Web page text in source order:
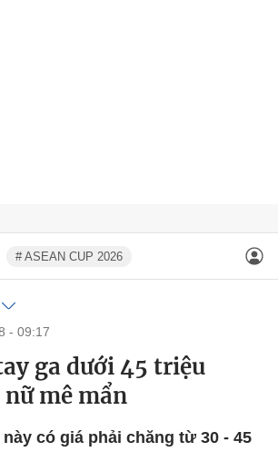
# ASEAN CUP 2026
- 09:17
ga dưới 45 triệu
mê mẩn
có giá phải chăng từ 30 - 45